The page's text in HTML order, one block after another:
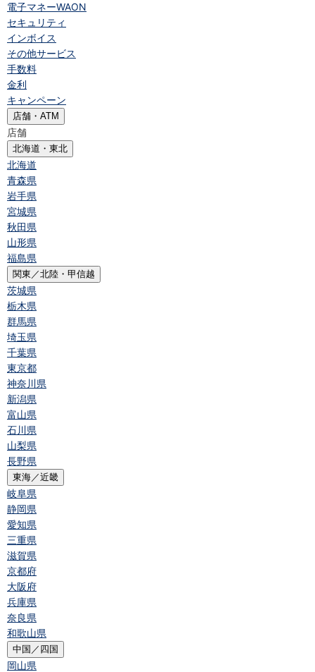
電子マネーWAON
セキュリティ
インボイス
その他サービス
手数料
金利
キャンペーン
店舗・ATM
店舗
北海道・東北
北海道
青森県
岩手県
宮城県
秋田県
山形県
福島県
関東／北陸・甲信越
茨城県
栃木県
群馬県
埼玉県
千葉県
東京都
神奈川県
新潟県
富山県
石川県
山梨県
長野県
東海／近畿
岐阜県
静岡県
愛知県
三重県
滋賀県
京都府
大阪府
兵庫県
奈良県
和歌山県
中国／四国
岡山県